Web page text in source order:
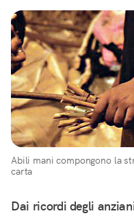
Abili mani compongono la
carta
Dai ricordi degli